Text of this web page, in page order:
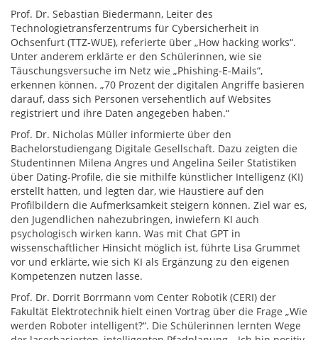
Prof. Dr. Sebastian Biedermann, Leiter des
Technologietransferzentrums für Cybersicherheit in
Ochsenfurt (TTZ-WUE), referierte über „How hacking works“.
Unter anderem erklärte er den Schülerinnen, wie sie
Täuschungsversuche im Netz wie „Phishing-E-Mails“,
erkennen können. „70 Prozent der digitalen Angriffe basieren
darauf, dass sich Personen versehentlich auf Websites
registriert und ihre Daten angegeben haben.“
Prof. Dr. Nicholas Müller informierte über den
Bachelorstudiengang Digitale Gesellschaft. Dazu zeigten die
Studentinnen Milena Angres und Angelina Seiler Statistiken
über Dating-Profile, die sie mithilfe künstlicher Intelligenz (KI)
erstellt hatten, und legten dar, wie Haustiere auf den
Profilbildern die Aufmerksamkeit steigern können. Ziel war es,
den Jugendlichen nahezubringen, inwiefern KI auch
psychologisch wirken kann. Was mit Chat GPT in
wissenschaftlicher Hinsicht möglich ist, führte Lisa Grummet
vor und erklärte, wie sich KI als Ergänzung zu den eigenen
Kompetenzen nutzen lasse.
Prof. Dr. Dorrit Borrmann vom Center Robotik (CERI) der
Fakultät Elektrotechnik hielt einen Vortrag über die Frage „Wie
werden Roboter intelligent?“. Die Schülerinnen lernten Wege